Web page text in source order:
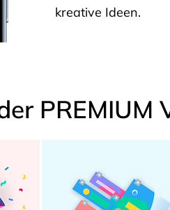
kreative Ideen.
PREMIUM